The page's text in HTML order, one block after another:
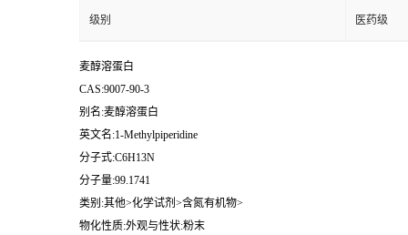
级别 医药级
麦醇溶蛋白
CAS:9007-90-3
别名:麦醇溶蛋白
英文名:1-Methylpiperidine
分子式:C6H13N
分子量:99.1741
类别:其他>化学试剂>含氮有机物>
物化性质:外观与性状:粉末